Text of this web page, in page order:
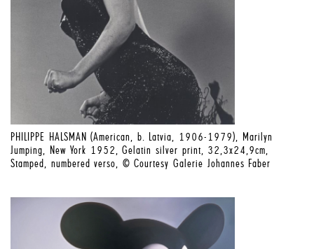
PHILIPPE HALSMAN (American, b. Latvia, 1906-1979), Marilyn
Jumping, New York 1952, Gelatin silver print, 32,3x24,9cm,
Stamped, numbered verso, © Courtesy Galerie Johannes Faber